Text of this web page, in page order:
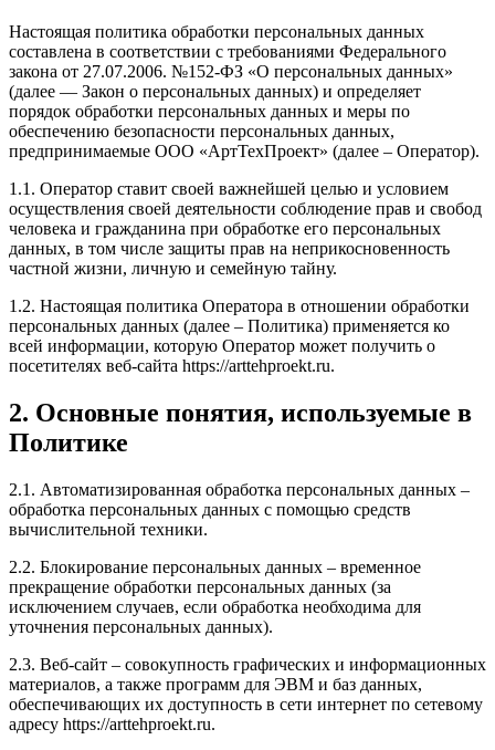
Настоящая политика обработки персональных данных
составлена в соответствии с требованиями Федерального
закона от 27.07.2006. №152-ФЗ «О персональных данных»
(далее — Закон о персональных данных) и определяет
порядок обработки персональных данных и меры по
обеспечению безопасности персональных данных,
предпринимаемые ООО «АртТехПроект» (далее – Оператор).
1.1. Оператор ставит своей важнейшей целью и условием
осуществления своей деятельности соблюдение прав и свобод
человека и гражданина при обработке его персональных
данных, в том числе защиты прав на неприкосновенность
частной жизни, личную и семейную тайну.
1.2. Настоящая политика Оператора в отношении обработки
персональных данных (далее – Политика) применяется ко
всей информации, которую Оператор может получить о
посетителях веб-сайта https://arttehproekt.ru.
2. Основные понятия, используемые в
Политике
2.1. Автоматизированная обработка персональных данных –
обработка персональных данных с помощью средств
вычислительной техники.
2.2. Блокирование персональных данных – временное
прекращение обработки персональных данных (за
исключением случаев, если обработка необходима для
уточнения персональных данных).
2.3. Веб-сайт – совокупность графических и информационных
материалов, а также программ для ЭВМ и баз данных,
обеспечивающих их доступность в сети интернет по сетевому
адресу https://arttehproekt.ru.